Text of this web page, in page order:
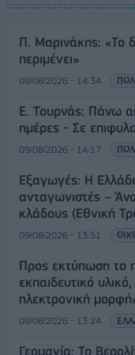
Π. Μαρινάκης: «Το
περιμένει»
09/08/2026 - 14:34
Ε. Τουρνάς: Πάνω
ημέρες - Σε
09/08/2026 - 14:17
Εξαγωγές: Η
ανταγωνιστές –
κλάδους (Εθνική
09/08/2026 - 13:51
Προς εκτύπωση το
εκπαιδευτικό
ηλεκτρονική
09/08/2026 - 13:24
Γερμανία: Το